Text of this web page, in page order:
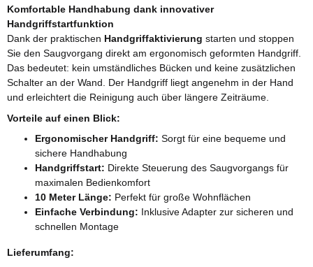
Komfortable Handhabung dank innovativer
Handgriffstartfunktion
Dank der praktischen Handgriffaktivierung starten und stoppen
Sie den Saugvorgang direkt am ergonomisch geformten Handgriff.
Das bedeutet: kein umständliches Bücken und keine zusätzlichen
Schalter an der Wand. Der Handgriff liegt angenehm in der Hand
und erleichtert die Reinigung auch über längere Zeiträume.
Vorteile auf einen Blick:
Ergonomischer Handgriff: Sorgt für eine bequeme und
sichere Handhabung
Handgriffstart: Direkte Steuerung des Saugvorgangs für
maximalen Bedienkomfort
10 Meter Länge: Perfekt für große Wohnflächen
Einfache Verbindung: Inklusive Adapter zur sicheren und
schnellen Montage
Lieferumfang: